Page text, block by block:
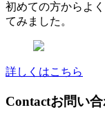
初めての方からよ
てみました。
詳しくはこちら
Contactお問い